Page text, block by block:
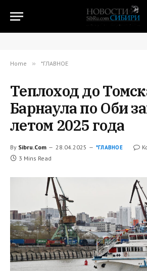
Home » *ГЛАВНОЕ
Теплоход до
Барнаула по Оби
летом 2025 года
By Sibru.Com 28.04.2025 *ГЛАВНОЕ
3 Mins Read